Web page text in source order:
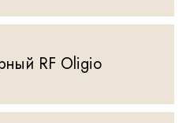
RF Oligio